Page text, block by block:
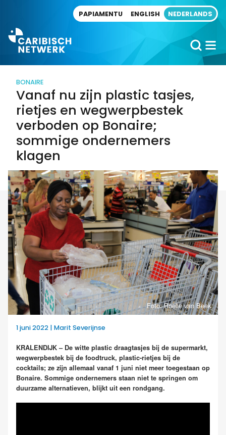
PAPIAMENTU ENGLISH NEDERLANDS
BONAIRE
Vanaf nu zijn plastic tasjes,
rietjes en wegwerpbestek
verboden op Bonaire;
sommige ondernemers
klagen
Foto: Roelie van Beek
1 juni 2022 | Marit Severijnse
KRALENDIJK – De witte plastic draagtasjes bij de supermarkt,
wegwerpbestek bij de foodtruck, plastic-rietjes bij de
cocktails; ze zijn allemaal vanaf 1 juni niet meer toegestaan op
Bonaire. Sommige ondernemers staan niet te springen om
duurzame alternatieven, blijkt uit een rondgang.